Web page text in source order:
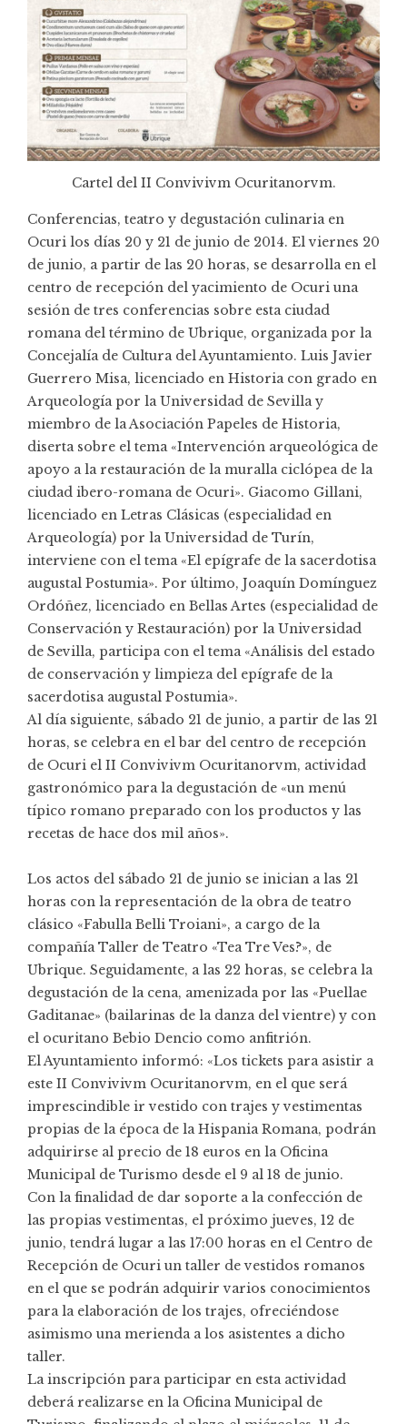
Cartel del II Convivivm Ocuritanorvm.
Conferencias, teatro y degustación culinaria en
Ocuri los días 20 y 21 de junio de 2014. El viernes 20
de junio, a partir de las 20 horas, se desarrolla en el
centro de recepción del yacimiento de Ocuri una
sesión de tres conferencias sobre esta ciudad
romana del término de Ubrique, organizada por la
Concejalía de Cultura del Ayuntamiento. Luis Javier
Guerrero Misa, licenciado en Historia con grado en
Arqueología por la Universidad de Sevilla y
miembro de la Asociación Papeles de Historia,
diserta sobre el tema «Intervención arqueológica de
apoyo a la restauración de la muralla ciclópea de la
ciudad ibero-romana de Ocuri». Giacomo Gillani,
licenciado en Letras Clásicas (especialidad en
Arqueología) por la Universidad de Turín,
interviene con el tema «El epígrafe de la sacerdotisa
augustal Postumia». Por último, Joaquín Domínguez
Ordóñez, licenciado en Bellas Artes (especialidad de
Conservación y Restauración) por la Universidad
de Sevilla, participa con el tema «Análisis del estado
de conservación y limpieza del epígrafe de la
sacerdotisa augustal Postumia».
Al día siguiente, sábado 21 de junio, a partir de las 21
horas, se celebra en el bar del centro de recepción
de Ocuri el II Convivivm Ocuritanorvm, actividad
gastronómico para la degustación de «un menú
típico romano preparado con los productos y las
recetas de hace dos mil años».
Los actos del sábado 21 de junio se inician a las 21
horas con la representación de la obra de teatro
clásico «Fabulla Belli Troiani», a cargo de la
compañía Taller de Teatro «Tea Tre Ves?», de
Ubrique. Seguidamente, a las 22 horas, se celebra la
degustación de la cena, amenizada por las «Puellae
Gaditanae» (bailarinas de la danza del vientre) y con
el ocuritano Bebio Dencio como anfitrión.
El Ayuntamiento informó: «Los tickets para asistir a
este II Convivivm Ocuritanorvm, en el que será
imprescindible ir vestido con trajes y vestimentas
propias de la época de la Hispania Romana, podrán
adquirirse al precio de 18 euros en la Oficina
Municipal de Turismo desde el 9 al 18 de junio.
Con la finalidad de dar soporte a la confección de
las propias vestimentas, el próximo jueves, 12 de
junio, tendrá lugar a las 17:00 horas en el Centro de
Recepción de Ocuri un taller de vestidos romanos
en el que se podrán adquirir varios conocimientos
para la elaboración de los trajes, ofreciéndose
asimismo una merienda a los asistentes a dicho
taller.
La inscripción para participar en esta actividad
deberá realizarse en la Oficina Municipal de